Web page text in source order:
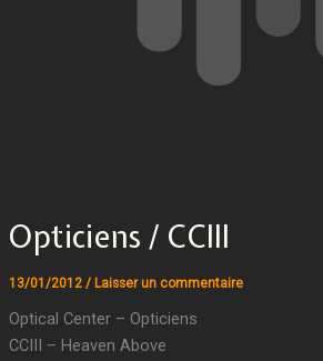
Opticiens / CCIII
13/01/2012 / Laisser un commentaire
Optical Center – Opticiens
CCIII – Heaven Above